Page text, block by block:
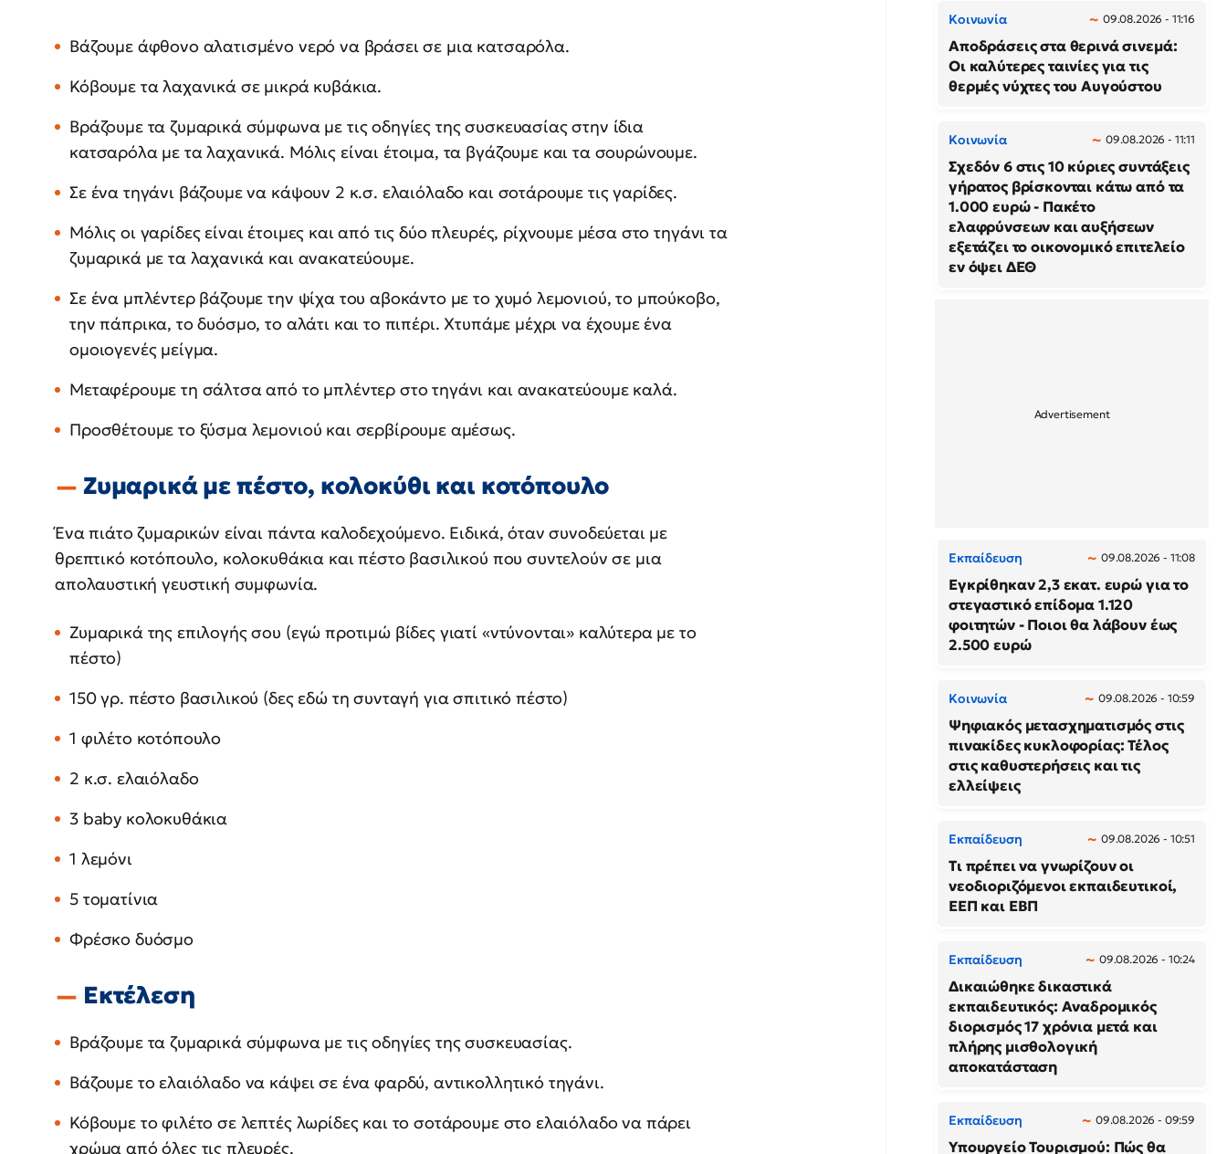
Βάζουμε άφθονο αλατισμένο νερό να βράσει σε μια κατσαρόλα.
Κόβουμε τα λαχανικά σε μικρά κυβάκια.
Βράζουμε τα ζυμαρικά σύμφωνα με τις οδηγίες της συσκευασίας στην ίδια
κατσαρόλα με τα λαχανικά. Μόλις είναι έτοιμα, τα βγάζουμε και τα σουρώνουμε.
Σε ένα τηγάνι βάζουμε να κάψουν 2 κ.σ. ελαιόλαδο και σοτάρουμε τις γαρίδες.
Μόλις οι γαρίδες είναι έτοιμες και από τις δύο πλευρές, ρίχνουμε μέσα στο τηγάνι τα
ζυμαρικά με τα λαχανικά και ανακατεύουμε.
Σε ένα μπλέντερ βάζουμε την ψίχα του αβοκάντο με το χυμό λεμονιού, το μπούκοβο,
την πάπρικα, το δυόσμο, το αλάτι και το πιπέρι. Χτυπάμε μέχρι να έχουμε ένα
ομοιογενές μείγμα.
Μεταφέρουμε τη σάλτσα από το μπλέντερ στο τηγάνι και ανακατεύουμε καλά.
Προσθέτουμε το ξύσμα λεμονιού και σερβίρουμε αμέσως.
Ζυμαρικά με πέστο, κολοκύθι και κοτόπουλο
Ένα πιάτο ζυμαρικών είναι πάντα καλοδεχούμενο. Ειδικά, όταν συνοδεύεται με
θρεπτικό κοτόπουλο, κολοκυθάκια και πέστο βασιλικού που συντελούν σε μια
απολαυστική γευστική συμφωνία.
Ζυμαρικά της επιλογής σου (εγώ προτιμώ βίδες γιατί «ντύνονται» καλύτερα με το
πέστο)
150 γρ. πέστο βασιλικού (δες εδώ τη συνταγή για σπιτικό πέστο)
1 φιλέτο κοτόπουλο
2 κ.σ. ελαιόλαδο
3 baby κολοκυθάκια
1 λεμόνι
5 τοματίνια
Φρέσκο δυόσμο
Εκτέλεση
Βράζουμε τα ζυμαρικά σύμφωνα με τις οδηγίες της συσκευασίας.
Βάζουμε το ελαιόλαδο να κάψει σε ένα φαρδύ, αντικολλητικό τηγάνι.
Κόβουμε το φιλέτο σε λεπτές λωρίδες και το σοτάρουμε στο ελαιόλαδο να πάρει
χρώμα από όλες τις πλευρές.
Κοινωνία 09.08.2026 - 11:16
Αποδράσεις στα θερινά σινεμά:
Οι καλύτερες ταινίες για τις
θερμές νύχτες του Αυγούστου
Κοινωνία 09.08.2026 - 11:11
Σχεδόν 6 στις 10 κύριες συντάξεις
γήρατος βρίσκονται κάτω από τα
1.000 ευρώ - Πακέτο
ελαφρύνσεων και αυξήσεων
εξετάζει το οικονομικό επιτελείο
εν όψει ΔΕΘ
Εκπαίδευση 09.08.2026 - 11:08
Εγκρίθηκαν 2,3 εκατ. ευρώ για το
στεγαστικό επίδομα 1.120
φοιτητών - Ποιοι θα λάβουν έως
2.500 ευρώ
Κοινωνία 09.08.2026 - 10:59
Ψηφιακός μετασχηματισμός στις
πινακίδες κυκλοφορίας: Τέλος
στις καθυστερήσεις και τις
ελλείψεις
Εκπαίδευση 09.08.2026 - 10:51
Τι πρέπει να γνωρίζουν οι
νεοδιοριζόμενοι εκπαιδευτικοί,
ΕΕΠ και ΕΒΠ
Εκπαίδευση 09.08.2026 - 10:24
Δικαιώθηκε δικαστικά
εκπαιδευτικός: Αναδρομικός
διορισμός 17 χρόνια μετά και
πλήρης μισθολογική
αποκατάσταση
Εκπαίδευση 09.08.2026 - 09:59
Υπουργείο Τουρισμού: Πώς θα